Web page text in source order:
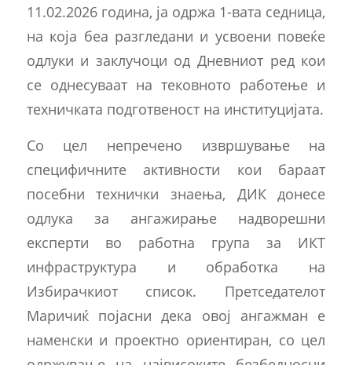
11.02.2026 година, ја одржа 1-вата седница,
на која беа разгледани и усвоени повеќе
одлуки и заклучоци од Дневниот ред кои
се однесуваат на тековното работење и
техничката подготвеност на институцијата.
Со цел непречено извршување на
специфичните активности кои бараат
посебни технички знаења, ДИК донесе
одлука за ангажирање надворешни
експерти во работна група за ИКТ
инфраструктура и обработка на
Избирачкиот список. Претседателот
Маричиќ појасни дека овој ангажман е
наменски и проектно ориентиран, со цел